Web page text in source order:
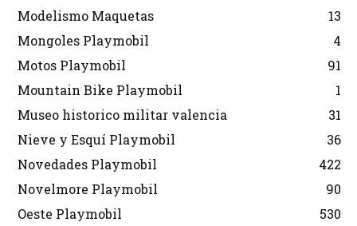
Modelismo Maquetas
13
Mongoles Playmobil
4
Motos Playmobil
91
Mountain Bike Playmobil
1
Museo historico militar valencia
31
Nieve y Esquí Playmobil
36
Novedades Playmobil
422
Novelmore Playmobil
90
Oeste Playmobil
530